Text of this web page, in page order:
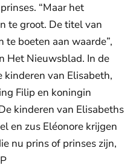
“Maar het
te groot. De titel van
te boeten aan waarde”,
Het Nieuwsblad. In de
van Elisabeth,
Filip en koningin
kinderen van Elisabeths
en zus Eléonore krijgen
nu prins of prinses zijn,